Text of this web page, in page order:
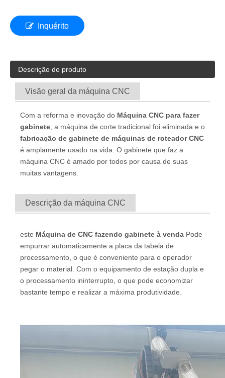
Inquérito
Descrição do produto
Visão geral da máquina CNC
Com a reforma e inovação do Máquina CNC para fazer
gabinete , a máquina de corte tradicional foi eliminada e o
fabricação de gabinete de máquinas de roteador CNC
é amplamente usado na vida. O gabinete que faz a
máquina CNC é amado por todos por causa de suas
muitas vantagens.
Descrição da máquina CNC
este Máquina de CNC fazendo gabinete à venda Pode
empurrar automaticamente a placa da tabela de
processamento, o que é conveniente para o operador
pegar o material. Com o equipamento de estação dupla e
o processamento ininterrupto, o que pode economizar
bastante tempo e realizar a máxima produtividade.